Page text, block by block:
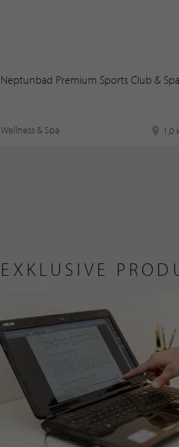
Neptunbad Premium Sports Club & Spa
Wellness & Spa 1,0
EXKLUSIVE